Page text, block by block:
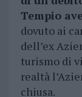
Tempio
dovuto ai
dell’ex
turismo di
realtà
chiusa.